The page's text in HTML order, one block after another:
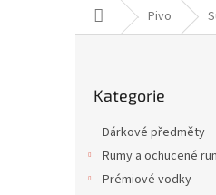
Domů Pivo
kategorie
Kategorie
Dárkové předměty
Rumy a ochucené
Prémiové vodky